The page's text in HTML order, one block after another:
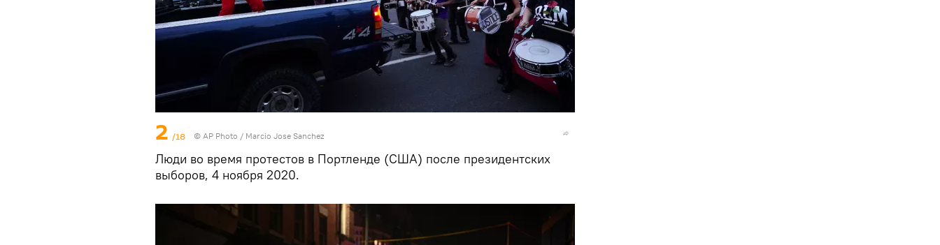
2 /18 © AP Photo / Marcio Jose Sanchez
Люди во время протестов в Портленде (США) после президентских
выборов, 4 ноября 2020.